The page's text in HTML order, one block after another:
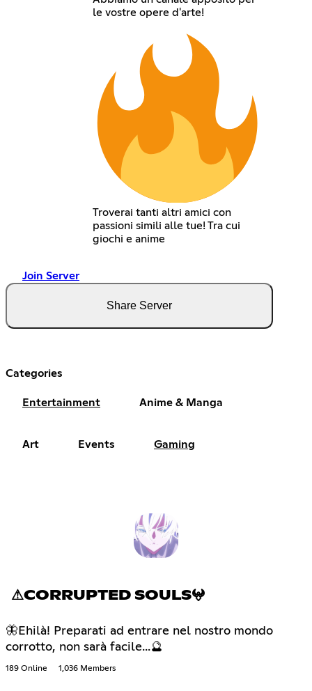
le vostre opere d'arte!
Troverai tanti altri amici con
passioni simili alle tue! Tra cui
giochi e anime
Join Server
Share Server
Categories
Entertainment Anime & Manga
Art Events Gaming
⚠CORRUPTED SOULS𖤍
🦋Ehilà! Preparati ad entrare nel nostro mondo
corrotto, non sarà facile...🔮
189 Online 1,036 Members